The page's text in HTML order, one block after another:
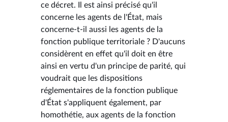
ce décret. Il est ainsi précisé qu'il
concerne les agents de l'État, mais
concerne-t-il aussi les agents de la
fonction publique territoriale ? D'aucuns
considèrent en effet qu'il doit en être
ainsi en vertu d'un principe de parité, qui
voudrait que les dispositions
réglementaires de la fonction publique
d'État s'appliquent également, par
homothétie, aux agents de la fonction